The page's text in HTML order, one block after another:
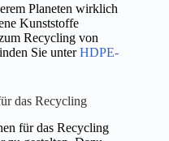
Planeten wirklich
Kunststoffe
Recycling von
Sie unterHDPE-
das Recycling
für das Recycling